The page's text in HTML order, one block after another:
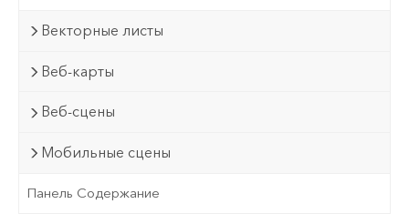
Векторные листы
Веб-карты
Веб-сцены
Мобильные сцены
Панель Содержание